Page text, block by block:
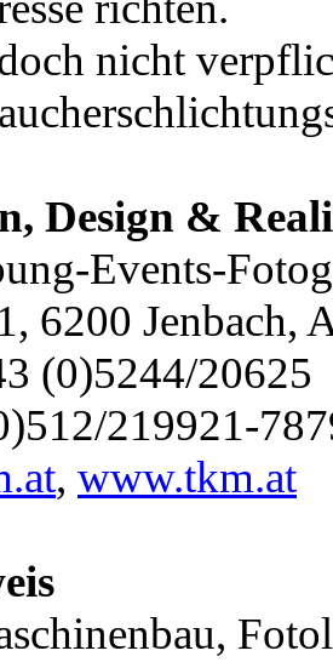
nicht
Design &
Events-
6200 Jenbach,
(0)5244/20625
219921-
, www.tkm.at